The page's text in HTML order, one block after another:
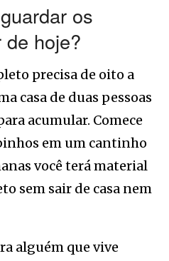
os
hoje?
precisa de oito a
casa de duas pessoas
acumular. Comece
em um cantinho
você terá material
sem sair de casa nem
alguém que vive